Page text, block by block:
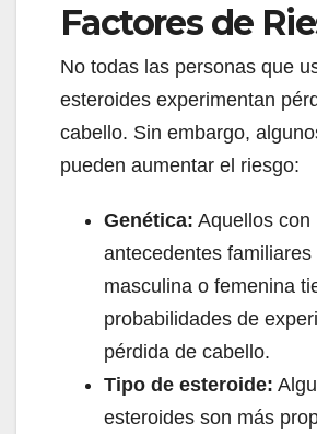
Factores de
No todas las personas que
esteroides experimentan
cabello. Sin embargo,
pueden aumentar el riesgo:
Genética: Aquellos con
antecedentes
masculina o femenina
probabilidades de
pérdida de cabello.
Tipo de esteroide:
esteroides son más